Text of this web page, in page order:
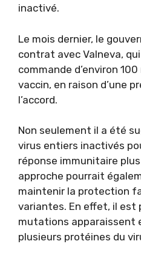
inactivé.
Le mois dernier, le
contrat avec Valneva,
commande d’environ
vaccin, en raison d’une
l’accord.
Non seulement il a été
virus entiers inactivés
réponse immunitaire
approche pourrait
maintenir la protection
variantes. En effet, il est
mutations apparaissent
plusieurs protéines du